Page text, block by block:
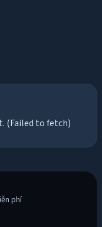
(Failed to fetch)
phí